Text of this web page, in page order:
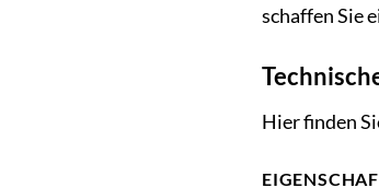
schaffen Sie
Hier finden